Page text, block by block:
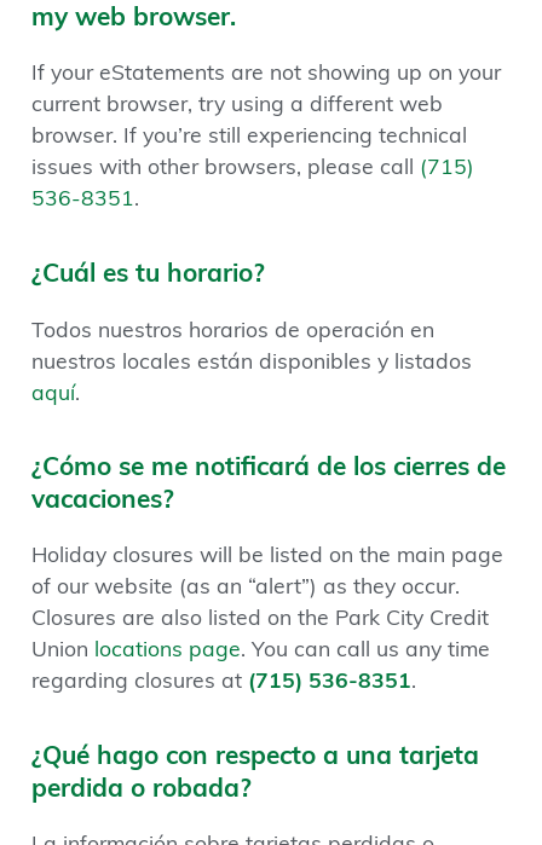
my web browser.
If your eStatements are not showing up on your
current browser, try using a different web
browser. If you’re still experiencing technical
issues with other browsers, please call (715)
536-8351.
¿Cuál es tu horario?
Todos nuestros horarios de operación en
nuestros locales están disponibles y listados
aquí.
¿Cómo se me notificará de los cierres de
vacaciones?
Holiday closures will be listed on the main page
of our website (as an “alert”) as they occur.
Closures are also listed on the Park City Credit
Union locations page. You can call us any time
regarding closures at (715) 536-8351.
¿Qué hago con respecto a una tarjeta
perdida o robada?